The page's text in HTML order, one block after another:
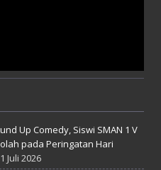
Up Comedy, Siswi SMAN 1 V
pada Peringatan Hari
1 Juli 2026